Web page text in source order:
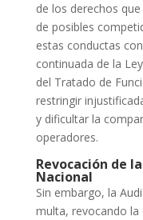
de los derechos
de posibles
estas conductas
continuada de la
del Tratado de
restringir
y dificultar la
operadores.
Revocación de
Nacional
Sin embargo, la
multa, revocando la